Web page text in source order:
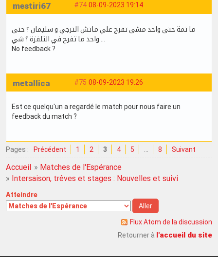
#74 08-09-2023 19:14
mestiri67
ما ثمة حتى واحد مشى تفرج علي ماتش الترجي و سليمان ؟ حتى
No feedback ?
#75 08-09-2023 19:26
metallica
Est ce quelqu'un a regardé le match pour nous faire un
feedback du match ?
Pages : Précédent 1 2 3 4 5 8 Suivant
Accueil » Matches de l'Espérance
» Intersaison, trêves et stages : Nouvelles et suivi
Atteindre
Flux Atom de la discussion
Retourner à l'accueil du site